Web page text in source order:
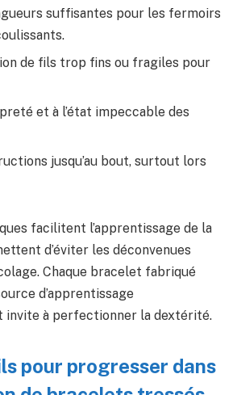
suffisantes pour les fermoirs
de fils trop fins ou fragiles pour
et à l’état impeccable des
jusqu’au bout, surtout lors
facilitent l’apprentissage de la
d’éviter les déconvenues
Chaque bracelet fabriqué
d’apprentissage
invite à perfectionner la dextérité.
pour progresser dans